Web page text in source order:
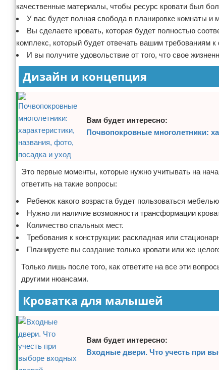
качественные материалы, чтобы ресурс кровати был
У вас будет полная свобода в планировке комнаты и
Вы сделаете кровать, которая будет полностью
комплекс, который будет отвечать вашим требованиям
И вы получите удовольствие от того, что свое
Дизайн и концепция
Вам будет интересно:
Почвопокровные многолетники:
Это первые моменты, которые нужно учитывать на
ответить на такие вопросы:
Ребенок какого возраста будет пользоваться
Нужно ли наличие возможности трансформации
Количество спальных мест.
Требования к конструкции: раскладная или
Планируете вы создание только кровати или же
Только лишь после того, как ответите на все эти
другими нюансами.
Кроватка для малышей
Вам будет интересно:
Входные двери. Что учесть при